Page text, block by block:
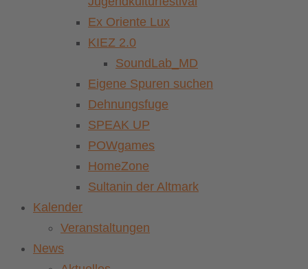
Ex Oriente Lux
KIEZ 2.0
SoundLab_MD
Eigene Spuren suchen
Dehnungsfuge
SPEAK UP
POWgames
HomeZone
Sultanin der Altmark
Kalender
Veranstaltungen
News